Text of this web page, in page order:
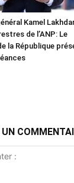
Kamel
de l’ANP: Le
la République